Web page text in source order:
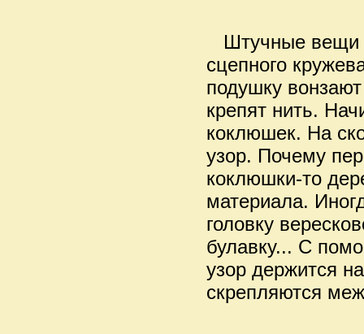
Штучные вещи
сцепного
подушку
крепят нить.
коклюшек. На
узор. Почему
коклюшки-то
материала.
головку
булавку... С
узор держится
скрепляются